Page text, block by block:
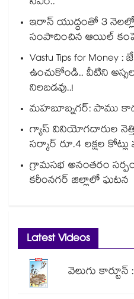
ఇరాన్ యుద్ధంతో 3
సంపాదించిన ఆయిల్
Vastu Tips for Money
ఉంచుకోండి.. వీటిని
నిలబడవు..!
మహబూబ్నగర్: పాము
గ్యాస్ వినియోగదారుల
సర్కార్ రూ.4 లక్షల కోట్లు
గ్రామసభ అనంతరం
కరీంనగర్ జిల్లాలో ఘటన
Latest Videos
వెలుగు